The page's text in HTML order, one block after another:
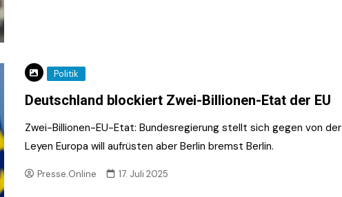
Politik
Deutschland blockiert Zwei-Billionen-Etat der EU
Zwei-Billionen-EU-Etat: Bundesregierung stellt sich gegen von der
Leyen Europa will aufrüsten aber Berlin bremst Berlin.
Presse.Online 17. Juli 2025